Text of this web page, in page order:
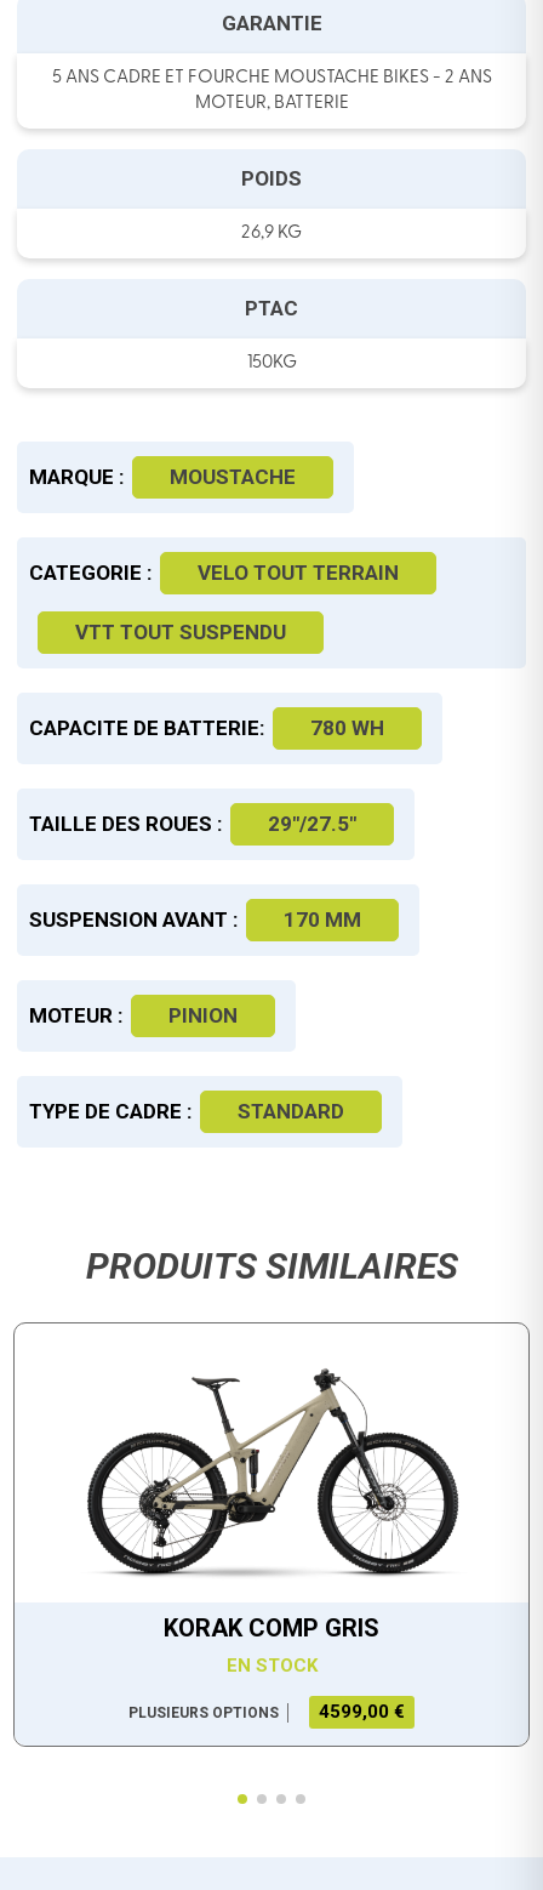
GARANTIE
5 ANS CADRE ET FOURCHE MOUSTACHE BIKES - 2 ANS
MOTEUR, BATTERIE
POIDS
26,9 KG
PTAC
150KG
MARQUE : MOUSTACHE
CATEGORIE : VELO TOUT TERRAIN
VTT TOUT SUSPENDU
CAPACITE DE BATTERIE: 780 WH
TAILLE DES ROUES : 29"/27.5"
SUSPENSION AVANT : 170 MM
MOTEUR : PINION
TYPE DE CADRE : STANDARD
PRODUITS SIMILAIRES
KORAK COMP GRIS
EN STOCK
PLUSIEURS OPTIONS 4599,00 €